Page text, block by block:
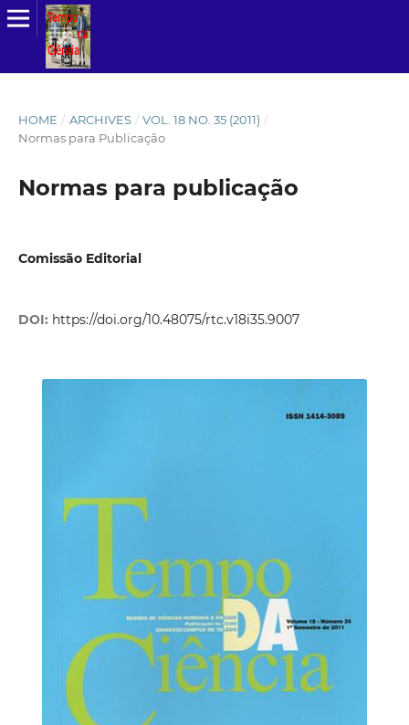
HOME / ARCHIVES / VOL. 18 NO. 35 (2011) /
Normas para Publicação
Normas para publicação
Comissão Editorial
DOI: https://doi.org/10.48075/rtc.v18i35.9007